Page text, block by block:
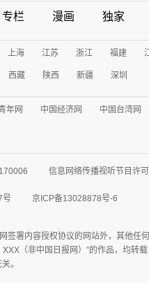
专栏 漫画 独家
上海 江苏 浙江 福建
西藏 陕西 新疆 深圳
年网 中国经济网 中国台湾网
信息网络传播视听节目许
号 京ICP备13028878号-6
签署内容授权协议的网站外，其他任
（非中国日报网）”的作品，均转
。